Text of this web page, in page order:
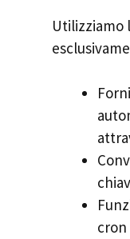
Utilizziamo